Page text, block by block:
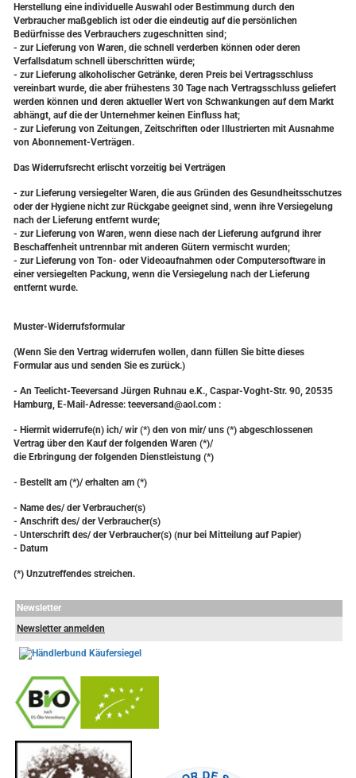
Herstellung eine individuelle Auswahl oder Bestimmung durch den
Verbraucher maßgeblich ist oder die eindeutig auf die persönlichen
Bedürfnisse des Verbrauchers zugeschnitten sind;
- zur Lieferung von Waren, die schnell verderben können oder deren
Verfallsdatum schnell überschritten würde;
- zur Lieferung alkoholischer Getränke, deren Preis bei Vertragsschluss
vereinbart wurde, die aber frühestens 30 Tage nach Vertragsschluss geliefert
werden können und deren aktueller Wert von Schwankungen auf dem Markt
abhängt, auf die der Unternehmer keinen Einfluss hat;
- zur Lieferung von Zeitungen, Zeitschriften oder Illustrierten mit Ausnahme
von Abonnement-Verträgen.
Das Widerrufsrecht erlischt vorzeitig bei Verträgen
- zur Lieferung versiegelter Waren, die aus Gründen des Gesundheitsschutzes
oder der Hygiene nicht zur Rückgabe geeignet sind, wenn ihre Versiegelung
nach der Lieferung entfernt wurde;
- zur Lieferung von Waren, wenn diese nach der Lieferung aufgrund ihrer
Beschaffenheit untrennbar mit anderen Gütern vermischt wurden;
- zur Lieferung von Ton- oder Videoaufnahmen oder Computersoftware in
einer versiegelten Packung, wenn die Versiegelung nach der Lieferung
entfernt wurde.
Muster-Widerrufsformular
(Wenn Sie den Vertrag widerrufen wollen, dann füllen Sie bitte dieses
Formular aus und senden Sie es zurück.)
- An Teelicht-Teeversand Jürgen Ruhnau e.K., Caspar-Voght-Str. 90, 20535
Hamburg, E-Mail-Adresse: teeversand@aol.com :
- Hiermit widerrufe(n) ich/ wir (*) den von mir/ uns (*) abgeschlossenen
Vertrag über den Kauf der folgenden Waren (*)/
die Erbringung der folgenden Dienstleistung (*)
- Bestellt am (*)/ erhalten am (*)
- Name des/ der Verbraucher(s)
- Anschrift des/ der Verbraucher(s)
- Unterschrift des/ der Verbraucher(s) (nur bei Mitteilung auf Papier)
- Datum
(*) Unzutreffendes streichen.
Newsletter
Newsletter anmelden